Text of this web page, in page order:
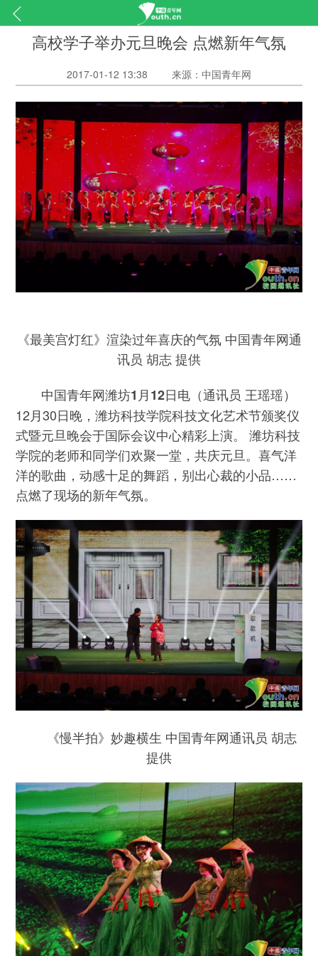
高校学子举办元旦晚会 点燃新年气氛
2017-01-12 13:38 来源：中国青年网
《最美宫灯红》渲染过年喜庆的气氛 中国青年网通
讯员 胡志 提供
中国青年网潍坊1月12日电 （通讯员 王瑶瑶）
12月30日晚，潍坊科技学院科技文化艺术节颁奖仪
式暨元旦晚会于国际会议中心精彩上演。 潍坊科技
学院的老师和同学们欢聚一堂，共庆元旦。喜气洋
洋的歌曲，动感十足的舞蹈，别出心裁的小品……
点燃了现场的新年气氛。
《慢半拍》妙趣横生 中国青年网通讯员 胡志
提供